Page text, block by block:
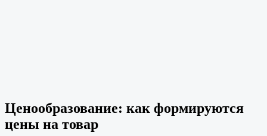
Ценообразование: как формируются
цены на товар